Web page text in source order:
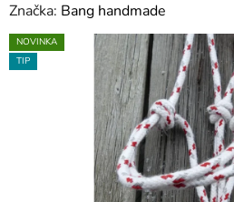
Značka: Bang handmade
NOVINKA
TIP